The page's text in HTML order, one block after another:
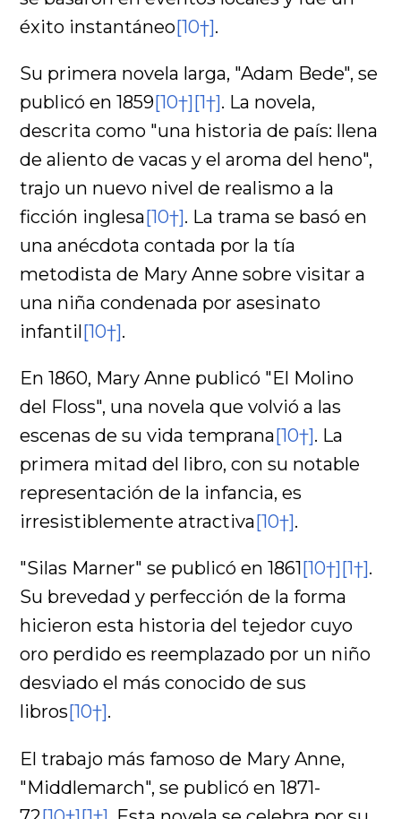
éxito instantáneo[10†].
Su primera novela larga, "Adam Bede", se
publicó en 1859[10†][1†]. La novela,
descrita como "una historia de país: llena
de aliento de vacas y el aroma del heno",
trajo un nuevo nivel de realismo a la
ficción inglesa[10†]. La trama se basó en
una anécdota contada por la tía
metodista de Mary Anne sobre visitar a
una niña condenada por asesinato
infantil[10†].
En 1860, Mary Anne publicó "El Molino
del Floss", una novela que volvió a las
escenas de su vida temprana[10†]. La
primera mitad del libro, con su notable
representación de la infancia, es
irresistiblemente atractiva[10†].
"Silas Marner" se publicó en 1861[10†][1†].
Su brevedad y perfección de la forma
hicieron esta historia del tejedor cuyo
oro perdido es reemplazado por un niño
desviado el más conocido de sus
libros[10†].
El trabajo más famoso de Mary Anne,
"Middlemarch", se publicó en 1871-